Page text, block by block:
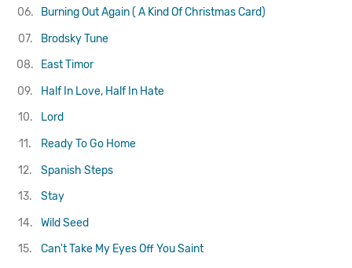
06.
Burning Out Again ( A Kind Of Christmas Card)
07.
Brodsky Tune
08.
East Timor
09.
Half In Love, Half In Hate
10.
Lord
11.
Ready To Go Home
12.
Spanish Steps
13.
Stay
14.
Wild Seed
15.
Can't Take My Eyes Off YouSaint